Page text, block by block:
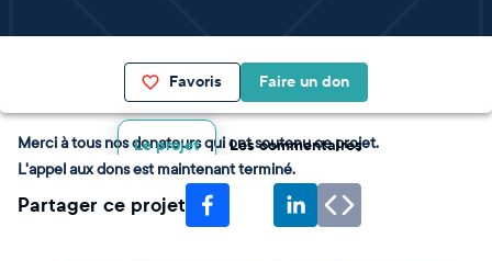
Favoris Faire un don
Le projet Les commentaires
Merci à tous nos donateurs qui ont soutenu ce projet.
L'appel aux dons est maintenant terminé.
Partager ce projet